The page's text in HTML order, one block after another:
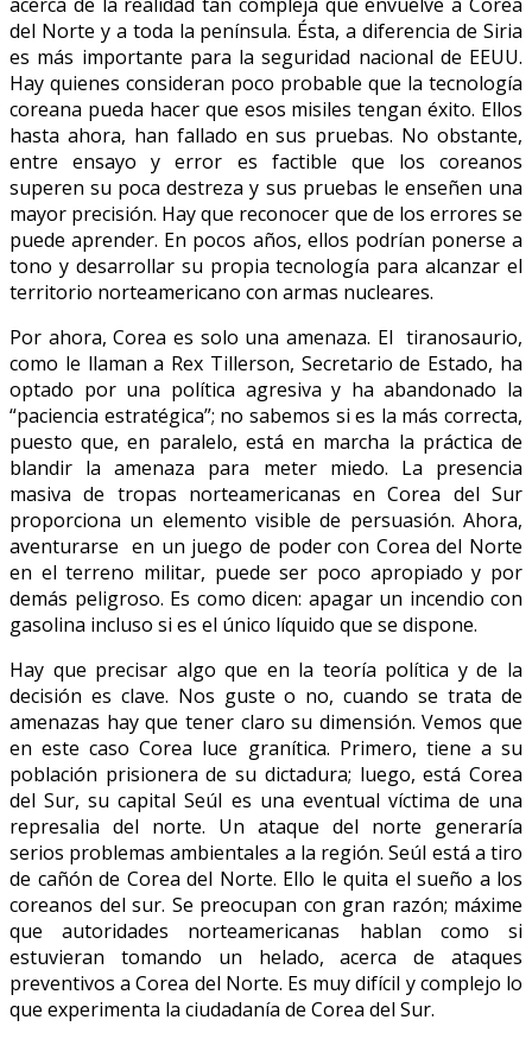
del Norte y a toda la península. Ésta, a diferencia de Siria
es más importante para la seguridad nacional de EEUU.
Hay quienes consideran poco probable que la tecnología
coreana pueda hacer que esos misiles tengan éxito. Ellos
hasta ahora, han fallado en sus pruebas. No obstante,
entre ensayo y error es factible que los coreanos
superen su poca destreza y sus pruebas le enseñen una
mayor precisión. Hay que reconocer que de los errores se
puede aprender. En pocos años, ellos podrían ponerse a
tono y desarrollar su propia tecnología para alcanzar el
territorio norteamericano con armas nucleares.
Por ahora, Corea es solo una amenaza. El tiranosaurio,
como le llaman a Rex Tillerson, Secretario de Estado, ha
optado por una política agresiva y ha abandonado la
“paciencia estratégica”; no sabemos si es la más correcta,
puesto que, en paralelo, está en marcha la práctica de
blandir la amenaza para meter miedo. La presencia
masiva de tropas norteamericanas en Corea del Sur
proporciona un elemento visible de persuasión. Ahora,
aventurarse en un juego de poder con Corea del Norte
en el terreno militar, puede ser poco apropiado y por
demás peligroso. Es como dicen: apagar un incendio con
gasolina incluso si es el único líquido que se dispone.
Hay que precisar algo que en la teoría política y de la
decisión es clave. Nos guste o no, cuando se trata de
amenazas hay que tener claro su dimensión. Vemos que
en este caso Corea luce granítica. Primero, tiene a su
población prisionera de su dictadura; luego, está Corea
del Sur, su capital Seúl es una eventual víctima de una
represalia del norte. Un ataque del norte generaría
serios problemas ambientales a la región. Seúl está a tiro
de cañón de Corea del Norte. Ello le quita el sueño a los
coreanos del sur. Se preocupan con gran razón; máxime
que autoridades norteamericanas hablan como si
estuvieran tomando un helado, acerca de ataques
preventivos a Corea del Norte. Es muy difícil y complejo lo
que experimenta la ciudadanía de Corea del Sur.